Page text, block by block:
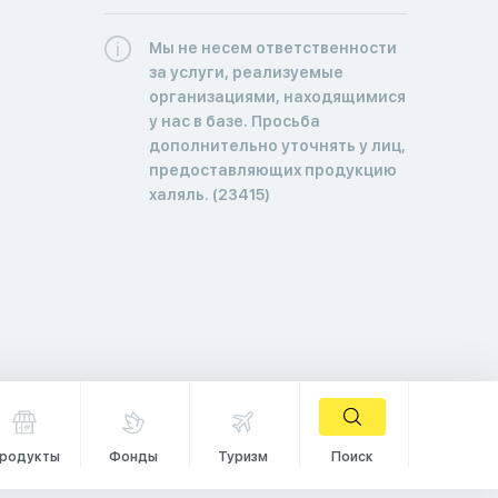
Мы не несем ответственности
за услуги, реализуемые
организациями, находящимися
у нас в базе. Просьба
дополнительно уточнять у лиц,
предоставляющих продукцию
халяль. (23415)
Фонды Туризм Поиск